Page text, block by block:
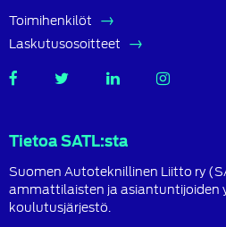
Toimihenkilöt
Laskutusosoitteet
SATL
SATL
SATL
Tietoa SATL:sta
Suomen Autoteknillinen Liitto ry
ammattilaisten ja asiantuntijoiden
koulutusjärjestö.